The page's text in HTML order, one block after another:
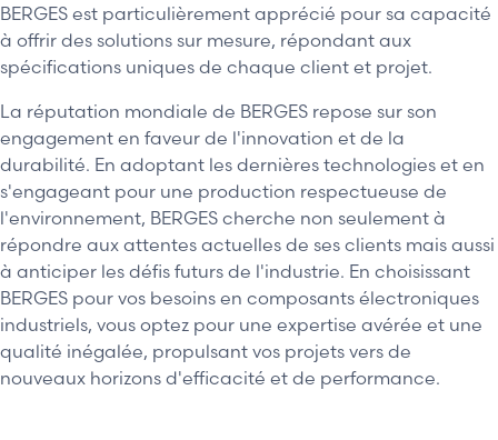
BERGES est particulièrement apprécié pour sa capacité
à offrir des solutions sur mesure, répondant aux
spécifications uniques de chaque client et projet.
La réputation mondiale de BERGES repose sur son
engagement en faveur de l'innovation et de la
durabilité. En adoptant les dernières technologies et en
s'engageant pour une production respectueuse de
l'environnement, BERGES cherche non seulement à
répondre aux attentes actuelles de ses clients mais aussi
à anticiper les défis futurs de l'industrie. En choisissant
BERGES pour vos besoins en composants électroniques
industriels, vous optez pour une expertise avérée et une
qualité inégalée, propulsant vos projets vers de
nouveaux horizons d'efficacité et de performance.